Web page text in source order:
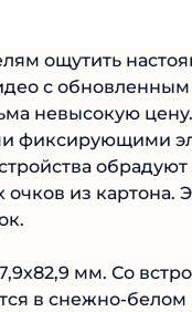
ощутить
с
невысокую
фиксирующими
из картона.
мм. Со
в снежно-